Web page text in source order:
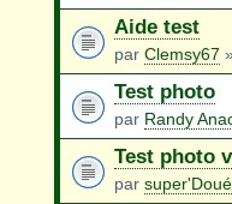
Aide test
par Clemsy67
Test photo
par Randy
Test photo
par super'Doué